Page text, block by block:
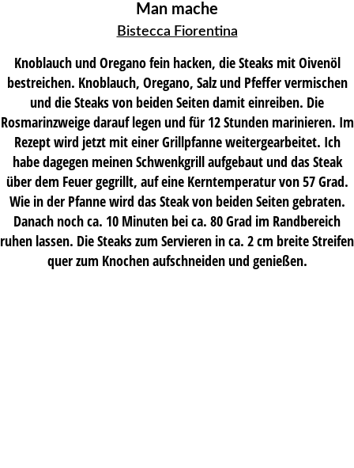
Man mache
Bistecca Fiorentina
Knoblauch und Oregano fein hacken, die Steaks mit Oivenöl
bestreichen. Knoblauch, Oregano, Salz und Pfeffer vermischen
und die Steaks von beiden Seiten damit einreiben. Die
Rosmarinzweige darauf legen und für 12 Stunden marinieren. Im
Rezept wird jetzt mit einer Grillpfanne weitergearbeitet. Ich
habe dagegen meinen Schwenkgrill aufgebaut und das Steak
über dem Feuer gegrillt, auf eine Kerntemperatur von 57 Grad.
Wie in der Pfanne wird das Steak von beiden Seiten gebraten.
Danach noch ca. 10 Minuten bei ca. 80 Grad im Randbereich
ruhen lassen. Die Steaks zum Servieren in ca. 2 cm breite Streifen
quer zum Knochen aufschneiden und genießen.